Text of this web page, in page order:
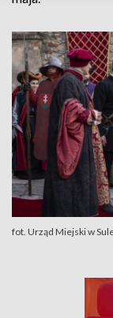
fot. Urząd Miejski w